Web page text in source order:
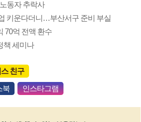
동자 추락사
키운다더니…부산서구 준비 부실
70억 전액 환수
책 세미나
친구
북 인스타그램